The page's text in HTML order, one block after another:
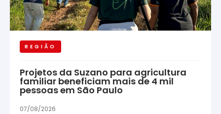
REGIÃO
Projetos da Suzano para agricultura
familiar beneficiam mais de 4 mil
pessoas em São Paulo
07/08/2026